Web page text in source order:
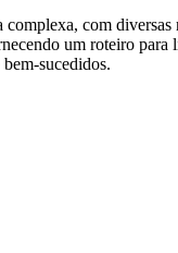
com
um roteiro
sucedidos.